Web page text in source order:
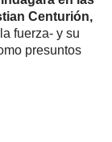
Centurión,
fuerza- y su
presuntos